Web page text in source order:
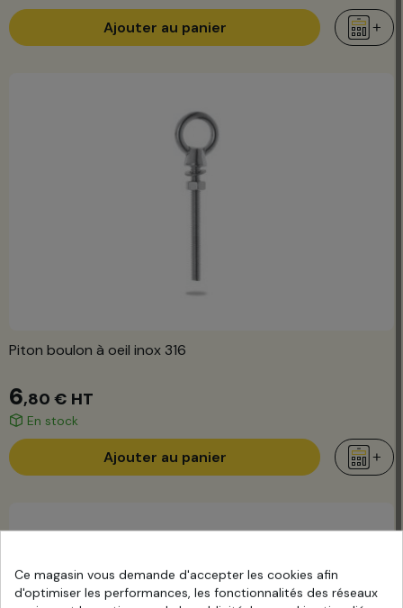
Ajouter au panier
Piton boulon à oeil inox 316
6,80 € HT
En stock
Ajouter au panier
Ce magasin vous demande d'accepter les cookies afin
d'optimiser les performances, les fonctionnalités des réseaux